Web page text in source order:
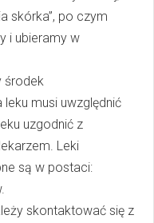
skórka”, po czym
i ubieramy w
środek
musi uwzględnić
uzgodnić z
Leki
są w postaci:
skontaktować się z